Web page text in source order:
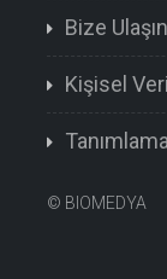
Bize Ulaşın
Kişisel
© BIOMEDYA